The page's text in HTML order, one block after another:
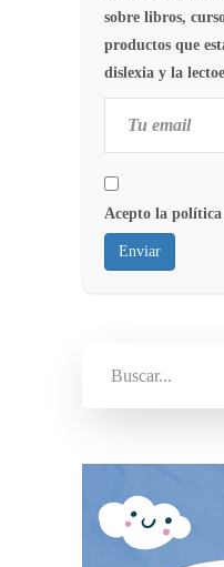
sobre libros,
productos que
dislexia y la
Acepto la
Enviar